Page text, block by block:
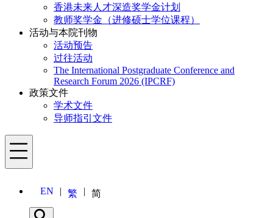
香港未来人才深造奖学金计划
教师奖学金（进修硕士学位课程）
活动与本院刊物
活动预告
过往活动
The International Postgraduate Conference and
Research Forum 2026 (IPCRF)
政策文件
学术文件
导师指引文件
Menu
EN 繁 简
Search